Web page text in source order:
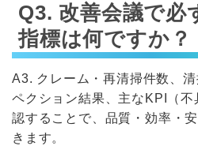
Q3. 改善会議で必
指標は何ですか？
A3. クレーム・再清掃件数、
ペクション結果、主なKPI（
認することで、品質・効率・
きます。